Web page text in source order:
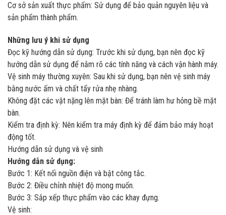
Cơ sở sản xuất thực phẩm: Sử dụng để bảo quản nguyên liệu và
sản phẩm thành phẩm.
Những lưu ý khi sử dụng
Đọc kỹ hướng dẫn sử dụng: Trước khi sử dụng, bạn nên đọc kỹ
hướng dẫn sử dụng để nắm rõ các tính năng và cách vận hành máy.
Vệ sinh máy thường xuyên: Sau khi sử dụng, bạn nên vệ sinh máy
bằng nước ấm và chất tẩy rửa nhẹ nhàng.
Không đặt các vật nặng lên mặt bàn: Để tránh làm hư hỏng bề mặt
bàn.
Kiểm tra định kỳ: Nên kiểm tra máy định kỳ để đảm bảo máy hoạt
động tốt.
Hướng dẫn sử dụng và vệ sinh
Hướng dẫn sử dụng:
Bước 1: Kết nối nguồn điện và bật công tắc.
Bước 2: Điều chỉnh nhiệt độ mong muốn.
Bước 3: Sắp xếp thực phẩm vào các khay đựng.
Vệ sinh: